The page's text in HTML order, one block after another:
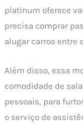
platinum oferece
precisa comprar
alugar carros entre
Além disso, essa
comodidade de
pessoais, para
o serviço de